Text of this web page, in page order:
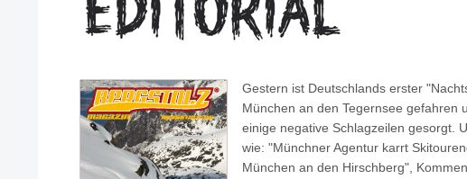
Gestern ist Deutschlands erster
München an den Tegernsee gefahren
einige negative Schlagzeilen gesorgt.
wie: "Münchner Agentur karrt
München an den Hirschberg",